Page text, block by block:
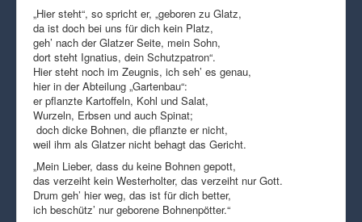
„Hier steht“, so spricht er, „geboren zu Glatz,
da ist doch bei uns für dich kein Platz,
geh’ nach der Glatzer Seite, mein Sohn,
dort steht Ignatius, dein Schutzpatron“.
Hier steht noch im Zeugnis, ich seh’ es genau,
hier in der Abteilung „Gartenbau“:
er pflanzte Kartoffeln, Kohl und Salat,
Wurzeln, Erbsen und auch Spinat;
doch dicke Bohnen, die pflanzte er nicht,
weil ihm als Glatzer nicht behagt das Gericht.
„Mein Lieber, dass du keine Bohnen gepott,
das verzeiht kein Westerholter, das verzeiht nur Gott.
Drum geh’ hier weg, das ist für dich better,
ich beschütz’ nur geborene Bohnenpötter.“